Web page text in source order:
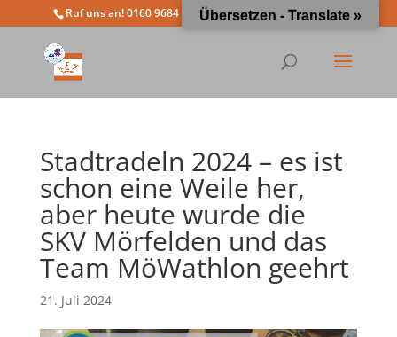
Ruf uns an! 0160 9684 4963 info@moewathlon.de
Stadtradeln 2024 – es ist
schon eine Weile her,
aber heute wurde die
SKV Mörfelden und das
Team MöWathlon geehrt
21. Juli 2024
Übersetzen - Translate »